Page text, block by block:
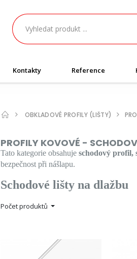
Kontakty Reference
OBKLADOVÉ PROFILY (LIŠTY)
PROFILY KOVOVÉ -
Tato kategorie obsahuje schodový profil,
bezpečnost při nášlapu.
Schodové lišty na dlažbu
Počet produktů